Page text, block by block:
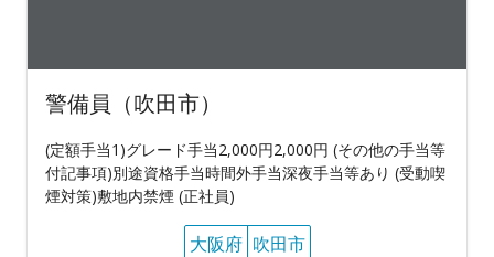
警備員（吹田市）
(定額手当1)グレード手当2,000円2,000円 (その他の手当等
付記事項)別途資格手当時間外手当深夜手当等あり (受動喫
煙対策)敷地内禁煙 (正社員)
大阪府 吹田市